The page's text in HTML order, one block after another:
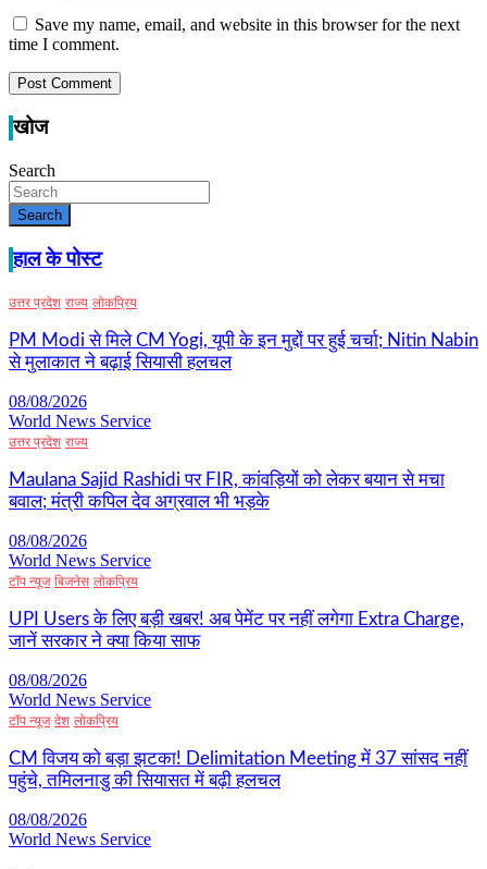
Save my name, email, and website in this browser for the next
time I comment.
खोज
Search
Search
हाल के पोस्ट
उत्तर प्रदेश राज्य लोकप्रिय
PM Modi से मिले CM Yogi, यूपी के इन मुद्दों पर हुई चर्चा; Nitin Nabin
से मुलाकात ने बढ़ाई सियासी हलचल
08/08/2026
World News Service
उत्तर प्रदेश राज्य
Maulana Sajid Rashidi पर FIR, कांवड़ियों को लेकर बयान से मचा
बवाल; मंत्री कपिल देव अग्रवाल भी भड़के
08/08/2026
World News Service
टॉप न्यूज बिजनेस लोकप्रिय
UPI Users के लिए बड़ी खबर! अब पेमेंट पर नहीं लगेगा Extra Charge,
जानें सरकार ने क्या किया साफ
08/08/2026
World News Service
टॉप न्यूज देश लोकप्रिय
CM विजय को बड़ा झटका! Delimitation Meeting में 37 सांसद नहीं
पहुंचे, तमिलनाडु की सियासत में बढ़ी हलचल
08/08/2026
World News Service